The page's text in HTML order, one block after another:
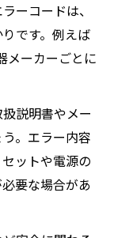
ーコードは、
です。例えば
メーカーごとに
説明書やメー
。エラー内容
ットや電源の
要な場合があ